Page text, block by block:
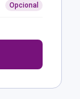
Opcional